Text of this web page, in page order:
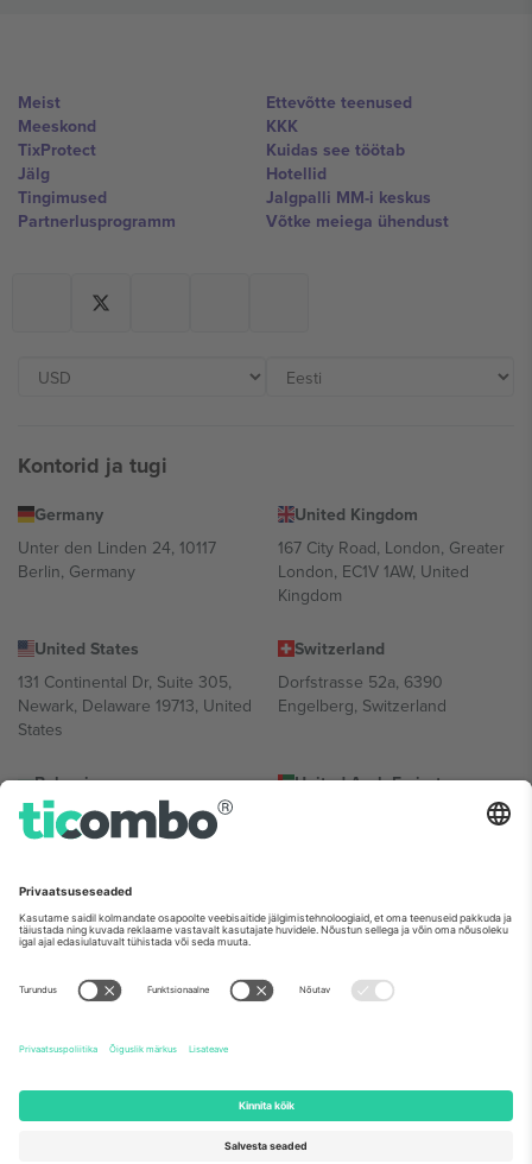
Meist
Meeskond
TixProtect
Jälg
Tingimused
Partnerlusprogramm
Ettevõtte teenused
KKK
Kuidas see töötab
Hotellid
Jalgpalli MM-i keskus
Võtke meiega ühendust
Kontorid ja tugi
Germany
Unter den Linden 24, 10117
Berlin, Germany
United Kingdom
167 City Road, London, Greater
London, EC1V 1AW, United
Kingdom
United States
131 Continental Dr, Suite 305,
Newark, Delaware 19713, United
States
Switzerland
Dorfstrasse 52a, 6390
Engelberg, Switzerland
Bulgaria
Regus Sofia City West, bul
Totleben 53-55, 1606 Sofia,
United Arab Emirates
UAE Dubai Silicon Oasis, DDP
Mexico
Av Chapultepec 360, Roma
Norte, Cuauhtémoc, 06700
Ciudad de México, CDMX,
sündmusest ja/või domeenist. Detailide jaoks vaata konkreetse
sündmuse lehte, impressumit ja tingimusi.,
2026 Ticombo. Kõik õigused kaitstud.